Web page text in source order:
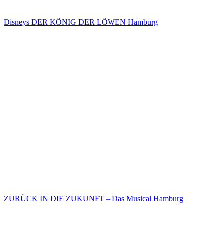
Disneys DER KÖNIG DER LÖWEN Hamburg
ZURÜCK IN DIE ZUKUNFT – Das Musical Hamburg